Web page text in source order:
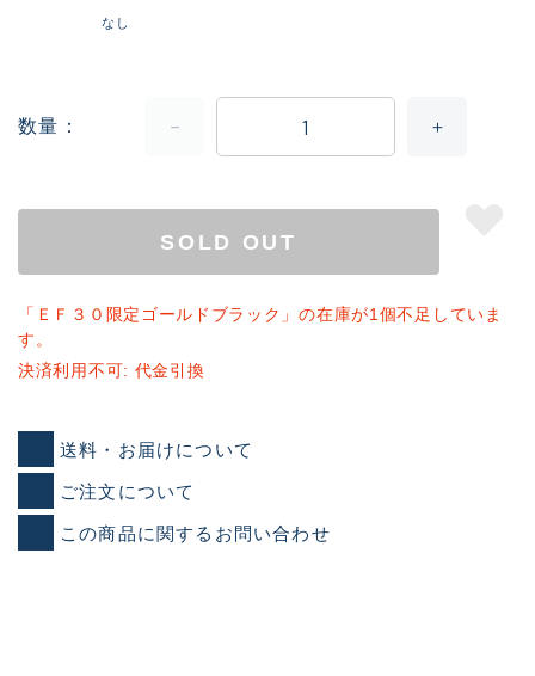
なし
数量
SOLD OUT
「ＥＦ３０限定ゴールドブラック」の在庫が1個不足していま
す。
決済利用不可: 代金引換
送料・お届けについて
ご注文について
この商品に関するお問い合わせ